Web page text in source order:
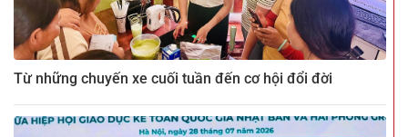
Từ những chuyến xe cuối tuần đến cơ hội đổi đời